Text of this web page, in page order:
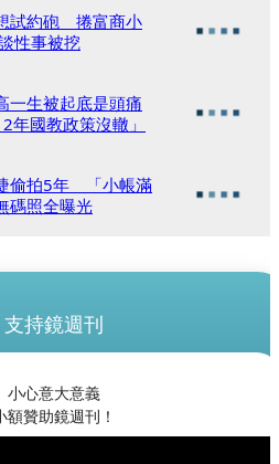
試約砲 捲富商小
性事被挖
一生被起底是頭痛
國教政策沒轍」
偷拍5年 「小帳滿
碼照全曝光
支持鏡週刊
小心意大意義
額贊助鏡週刊！